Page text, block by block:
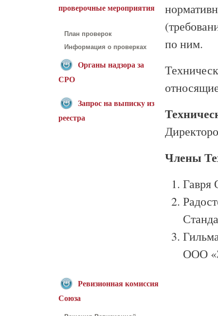
проверочные мероприятия
План проверок
Информация о проверках
Органы надзора за
СРО
Запрос на выписку из
реестра
по ним.
Члены
Гавря
ООО
Ревизионная комиссия
Союза